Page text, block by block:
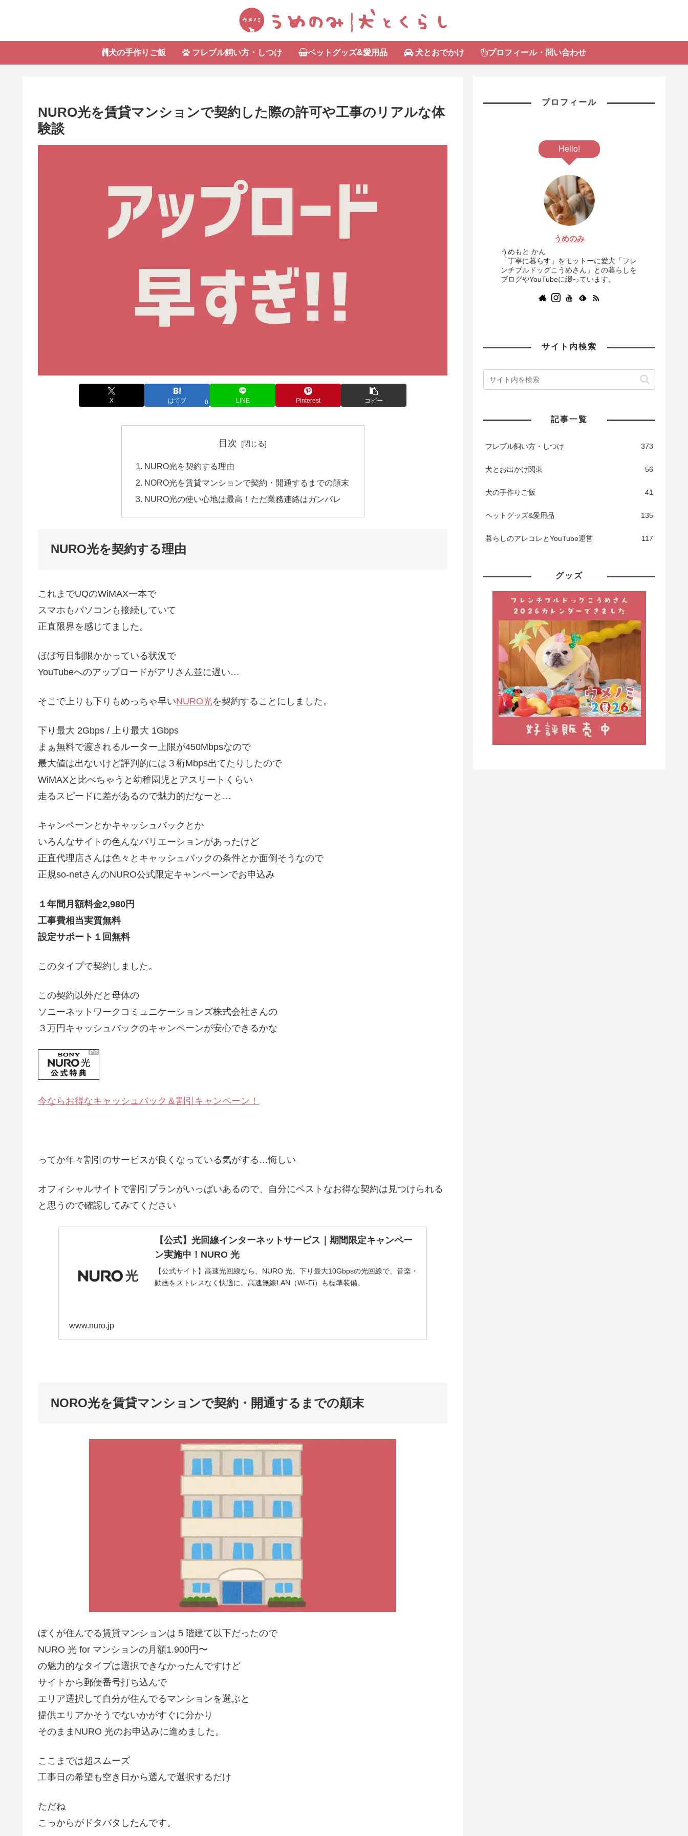
犬の手作りご飯 フレブル飼い方・しつけ ペットグッズ&愛用品 犬とおでかけ プロフィール・問い合わせ
NURO光を賃貸マンションで契約した際の許可や工事のリアルな体
験談
X はてブ 0 LINE Pinterest コピー
目次
NURO光を契約する理由
NORO光を賃貸マンションで契約・開通するまでの顛末
NURO光の使い心地は最高！ただ業務連絡はガンバレ
NURO光を契約する理由
これまでUQのWiMAX一本で
スマホもパソコンも接続していて
正直限界を感じてました。
ほぼ毎日制限かかっている状況で
YouTubeへのアップロードがアリさん並に遅い…
そこで上りも下りもめっちゃ早いNURO光を契約することにしました。
下り最大 2Gbps / 上り最大 1Gbps
まぁ無料で渡されるルーター上限が450Mbpsなので
最大値は出ないけど評判的には３桁Mbps出てたりしたので
WiMAXと比べちゃうと幼稚園児とアスリートくらい
走るスピードに差があるので魅力的だなーと…
キャンペーンとかキャッシュバックとか
いろんなサイトの色んなバリエーションがあったけど
正直代理店さんは色々とキャッシュバックの条件とか面倒そうなので
正規so-netさんのNURO公式限定キャンペーンでお申込み
１年間月額料金2,980円
工事費相当実質無料
設定サポート１回無料
このタイプで契約しました。
この契約以外だと母体の
ソニーネットワークコミュニケーションズ株式会社さんの
３万円キャッシュバックのキャンペーンが安心できるかな
今ならお得なキャッシュバック＆割引キャンペーン！
ってか年々割引のサービスが良くなっている気がする…悔しい
オフィシャルサイトで割引プランがいっぱいあるので、自分にベストなお得な契約は見つけられる
と思うので確認してみてください
【公式】光回線インターネットサービス｜期間限定キャンペー
ン実施中！NURO 光
【公式サイト】高速光回線なら、NURO 光。下り最大10Gbpsの光回線で、音楽・
動画をストレスなく快適に。高速無線LAN（Wi-Fi）も標準装備。
www.nuro.jp
NORO光を賃貸マンションで契約・開通するまでの顛末
ぼくが住んでる賃貸マンションは５階建て以下だったので
NURO 光 for マンションの月額1.900円〜
の魅力的なタイプは選択できなかったんですけど
サイトから郵便番号打ち込んで
エリア選択して自分が住んでるマンションを選ぶと
提供エリアかそうでないかがすぐに分かり
そのままNURO 光のお申込みに進めました。
ここまでは超スムーズ
工事日の希望も空き日から選んで選択するだけ
ただね
こっからがドタバタしたんです。
プロフィール
Hello!
うめのみ
うめもと かん
「丁寧に暮らす」をモットーに愛犬「フレ
ンチブルドッグこうめさん」との暮らしを
ブログやYouTubeに綴っています。
サイト内検索
記事一覧
フレブル飼い方・しつけ 373
犬とお出かけ関東 56
犬の手作りご飯 41
ペットグッズ&愛用品 135
暮らしのアレコレとYouTube運営 117
グッズ